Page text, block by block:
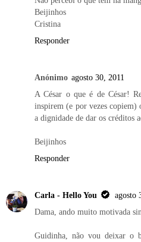
Beijinhos
Cristina
Responder
Anónimo agosto 30, 2011
A César o que é de César!
inspirem (e por vezes copiem)
a dignidade de dar os créditos
Beijinhos
Responder
Carla - Hello You
agosto
Dama, ando muito motivada
Guidinha, não vou deixar o